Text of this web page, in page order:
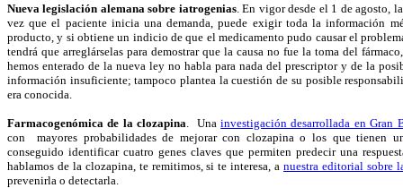
Nueva legislación alemana sobre iatrogenias. En vigor desde el 1 de agosto,
vez que el paciente inicia una demanda, puede exigir toda la información
producto, y si obtiene un indicio de que el medicamento pudo causar el
tendrá que arreglárselas para demostrar que la causa no fue la toma del
hemos enterado de la nueva ley no habla para nada del prescriptor y de la
información insuficiente; tampoco plantea la cuestión de su posible
era conocida.
Farmacogenómica de la clozapina . Unainvestigación desarrollada en Gran
con mayores probabilidades de mejorar con clozapina o los que tienen
conseguido identificar cuatro genes claves que permiten predecir una
hablamos de la clozapina, te remitimos, si te interesa, a nuestra editorial sobre
prevenirla o detectarla.